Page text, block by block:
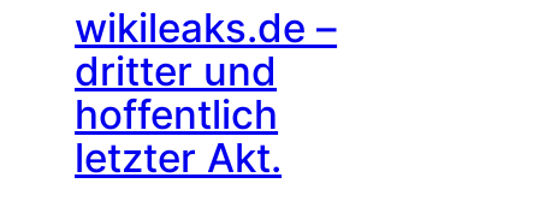
wikileaks.de –
dritter und
hoffentlich
letzter Akt.